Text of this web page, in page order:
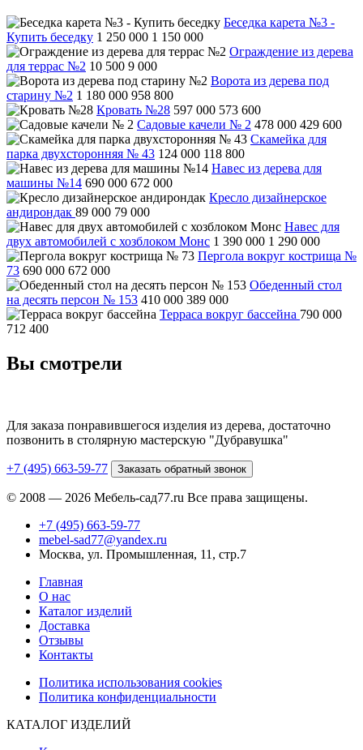
Беседка карета №3 -
Купить беседку 1 250 000 1 150 000
Ограждение из дерева
для террас №2 10 500 9 000
Ворота из дерева под
старину №2 1 180 000 958 800
Кровать №28 597 000 573 600
Садовые качели № 2 478 000 429 600
Скамейка для
парка двухсторонняя № 43 124 000 118 800
Навес из дерева для
машины №14 690 000 672 000
Кресло дизайнерское
андирондак 89 000 79 000
Навес для
двух автомобилей с хозблоком Монс 1 390 000 1 290 000
Пергола вокруг кострища №
73 690 000 672 000
Обеденный стол
на десять персон № 153 410 000 389 000
Терраса вокруг бассейна 790 000
712 400
Вы смотрели
Для заказа понравившегося изделия из дерева, достаточно
позвонить в столярную мастерскую "Дубравушка"
+7 (495) 663-59-77 Заказать обратный звонок
© 2008 — 2026 Мебель-сад77.ru Все права защищены.
+7 (495) 663-59-77
mebel-sad77@yandex.ru
Москва, ул. Промышленная, 11, стр.7
Главная
О нас
Каталог изделий
Доставка
Отзывы
Контакты
Политика использования cookies
Политика конфиденциальности
КАТАЛОГ ИЗДЕЛИЙ